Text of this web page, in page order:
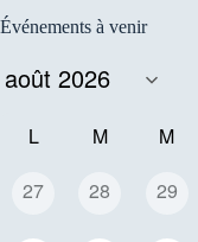
Événements à venir
L M M
27 28 29